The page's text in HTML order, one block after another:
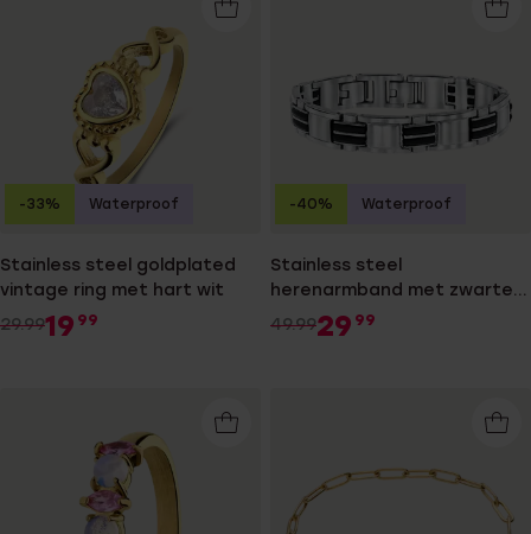
Stainless steel goldplated
vintage ring met hart wit
29.9919 99
-33% Waterproof
Stainless steel
herenarmband met zwarte
accenten
49.9929 99
-40% Waterproof